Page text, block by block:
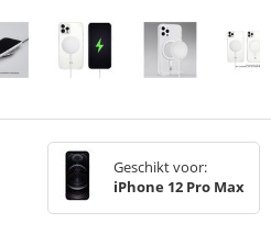
Geschikt voor:
iPhone 12 Pro Max